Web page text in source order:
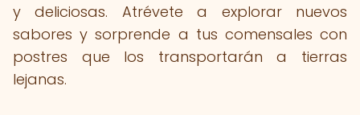
y deliciosas. Atrévete a explorar nuevos
sabores y sorprende a tus comensales con
postres que los transportarán a tierras
lejanas.